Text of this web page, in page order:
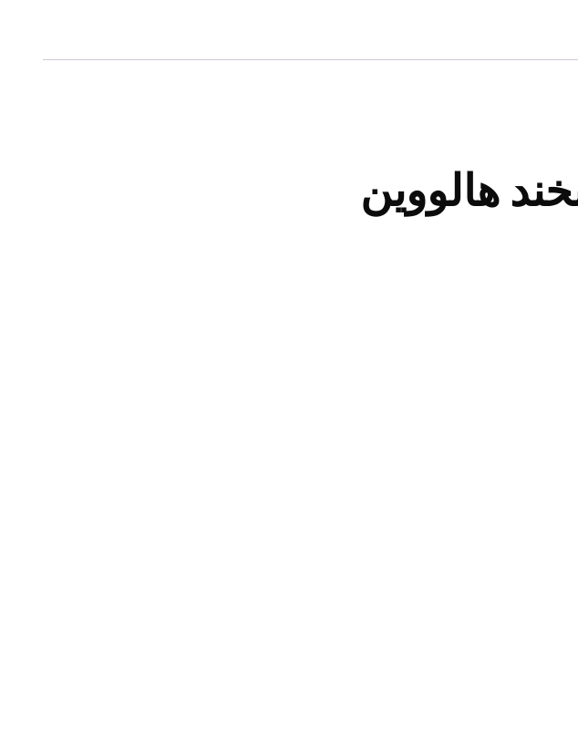
هالووین